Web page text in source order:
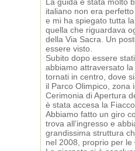
italiano non era
e mi ha spiegato tutta
quella che riguardava
della Via Sacra. Un
essere visto.
Subito dopo essere
abbiamo attraversato
tornati in centro, dove
il Parco Olimpico, zona
Cerimonia di Apertura
è stata accesa la
Abbiamo fatto un giro
trova all’ingresso e
grandissima struttura
nel 2008, proprio per le